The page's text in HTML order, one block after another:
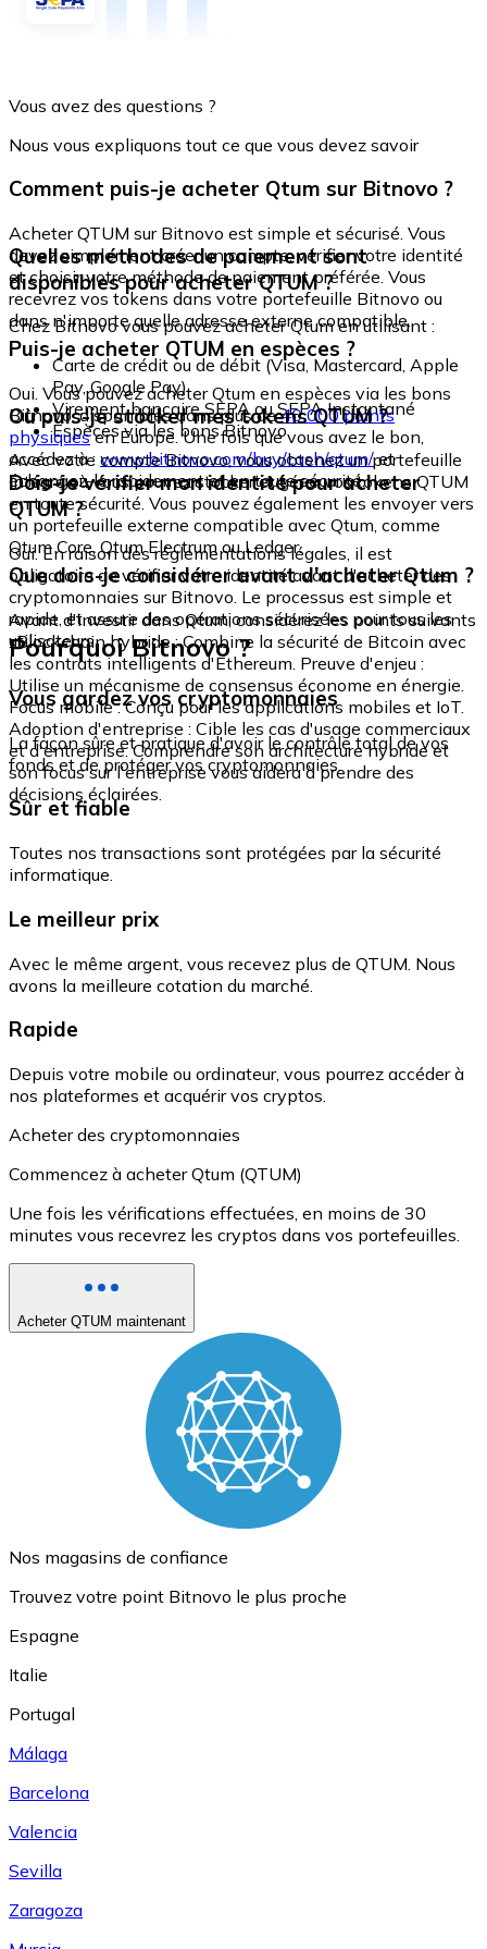
Vous avez des questions ?
Nous vous expliquons tout ce que vous devez savoir
Comment puis-je acheter Qtum sur Bitnovo ?
Acheter QTUM sur Bitnovo est simple et sécurisé. Vous
devez simplement créer un compte, vérifier votre identité
et choisir votre méthode de paiement préférée. Vous
recevrez vos tokens dans votre portefeuille Bitnovo ou
dans n'importe quelle adresse externe compatible.
Quelles méthodes de paiement sont
disponibles pour acheter QTUM ?
Chez Bitnovo vous pouvez acheter Qtum en utilisant :
Carte de crédit ou de débit (Visa, Mastercard, Apple
Pay, Google Pay)
Virement bancaire SEPA ou SEPA Instantané
Espèces via les bons Bitnovo
Puis-je acheter QTUM en espèces ?
Oui. Vous pouvez acheter Qtum en espèces via les bons
Bitnovo, disponibles dans plus de40 000 points
physiquesen Europe. Une fois que vous avez le bon,
accédez à : www.bitnovo.com/buy/cash/qtum/et
échangez-le rapidement et en toute sécurité.
Où puis-je stocker mes tokens QTUM ?
Avec votre compte Bitnovo, vous obtenez un portefeuille
intégré où vous pouvez stocker et gérer vos tokens QTUM
en toute sécurité. Vous pouvez également les envoyer vers
un portefeuille externe compatible avec Qtum, comme
Qtum Core, Qtum Electrum ou Ledger.
Dois-je vérifier mon identité pour acheter
QTUM ?
Oui. En raison des réglementations légales, il est
obligatoire de vérifier votre identité avant d'acheter des
cryptomonnaies sur Bitnovo. Le processus est simple et
rapide, et assure des opérations sécurisées pour tous les
utilisateurs.
Que dois-je considérer avant d'acheter Qtum ?
Avant d'investir dans Qtum, considérez les points suivants
: Blockchain hybride : Combine la sécurité de Bitcoin avec
les contrats intelligents d'Ethereum. Preuve d'enjeu :
Utilise un mécanisme de consensus économe en énergie.
Focus mobile : Conçu pour les applications mobiles et IoT.
Adoption d'entreprise : Cible les cas d'usage commerciaux
et d'entreprise. Comprendre son architecture hybride et
son focus sur l'entreprise vous aidera à prendre des
décisions éclairées.
Pourquoi Bitnovo ?
Vous gardez vos cryptomonnaies
La façon sûre et pratique d'avoir le contrôle total de vos
fonds et de protéger vos cryptomonnaies.
Sûr et fiable
Toutes nos transactions sont protégées par la sécurité
informatique.
Le meilleur prix
Avec le même argent, vous recevez plus de QTUM. Nous
avons la meilleure cotation du marché.
Rapide
Depuis votre mobile ou ordinateur, vous pourrez accéder à
nos plateformes et acquérir vos cryptos.
Acheter des cryptomonnaies
Commencez à acheter Qtum (QTUM)
Une fois les vérifications effectuées, en moins de 30
minutes vous recevrez les cryptos dans vos portefeuilles.
Acheter QTUM maintenant
Nos magasins de confiance
Trouvez votre point Bitnovo le plus proche
Espagne
Italie
Portugal
Málaga
Barcelona
Valencia
Sevilla
Zaragoza